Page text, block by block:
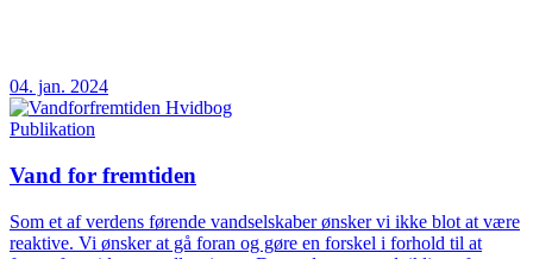
04. jan. 2024
Publikation
Vand for fremtiden
Som et af verdens førende vandselskaber ønsker vi ikke blot at være
reaktive. Vi ønsker at gå foran og gøre en forskel i forhold til at